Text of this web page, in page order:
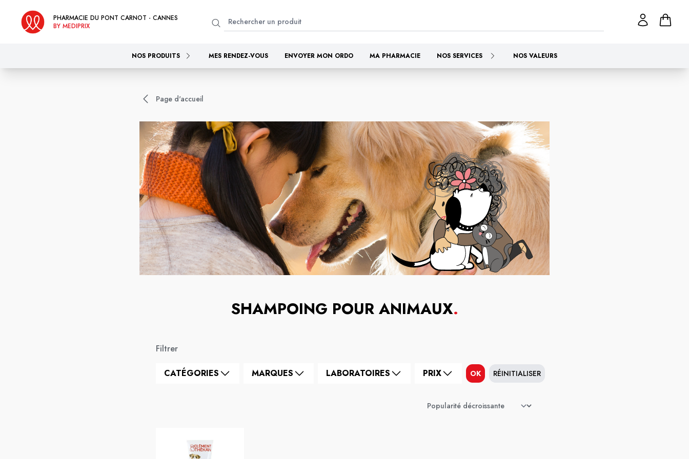
PHARMACIE DU PONT CARNOT - CANNES
BY MEDIPRIX
NOS PRODUITS MES RENDEZ-VOUS ENVOYER MON ORDO MA PHARMACIE NOS SERVICES NOS VALEURS
Page d'accueil
SHAMPOING POUR ANIMAUX.
Filtrer
CATÉGORIES MARQUES LABORATOIRES PRIX OK RÉINITIALISER